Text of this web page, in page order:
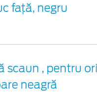
față, negru
scaun , pentru
neagră